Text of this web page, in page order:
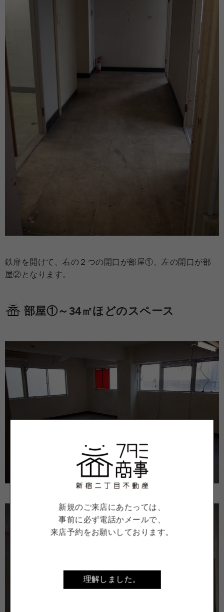
鉄扉を開けて、右の２つの開口が部屋①、左の開口が部
屋②となります。
部屋①～34㎡ほどのスペース
新規のご来店にあたっては、
事前に必ず電話かメールで、
来店予約をお願いしております。
理解しました。